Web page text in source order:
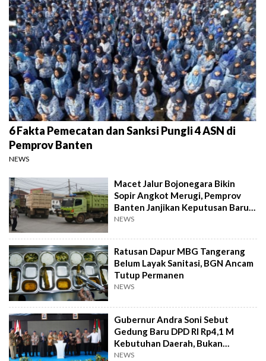
6 Fakta Pemecatan dan Sanksi Pungli 4 ASN di
Pemprov Banten
NEWS
Macet Jalur Bojonegara Bikin
Sopir Angkot Merugi, Pemprov
Banten Janjikan Keputusan Baru 4
Hari Lagi
NEWS
Ratusan Dapur MBG Tangerang
Belum Layak Sanitasi, BGN Ancam
Tutup Permanen
NEWS
Gubernur Andra Soni Sebut
Gedung Baru DPD RI Rp4,1 M
Kebutuhan Daerah, Bukan
Senator
NEWS